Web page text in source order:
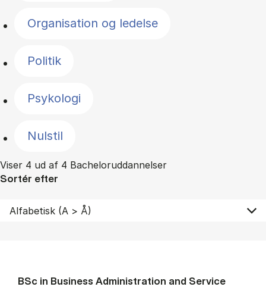
Organisation og ledelse
Politik
Psykologi
Nulstil
Viser 4 ud af 4 Bacheloruddannelser
Sortér efter
BSc in Busi­ness Ad­min­is­tra­tion and Ser­vice